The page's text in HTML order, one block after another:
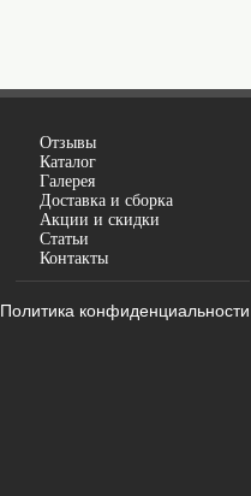
Отзывы
Каталог
Галерея
Доставка и сборка
Акции и скидки
Статьи
Контакты
Политика конфиденциальности